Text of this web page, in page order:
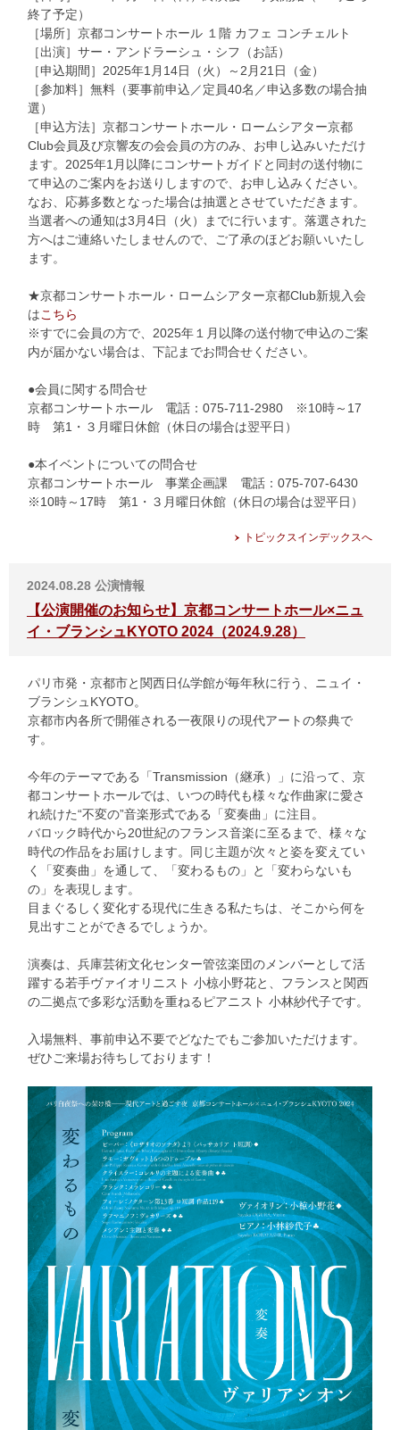
終了予定）
［場所］京都コンサートホール １階 カフェ コンチェルト
［出演］サー・アンドラーシュ・シフ（お話）
［申込期間］2025年1月14日（火）～2月21日（金）
［参加料］無料（要事前申込／定員40名／申込多数の場合抽
選）
［申込方法］京都コンサートホール・ロームシアター京都
Club会員及び京響友の会会員の方のみ、お申し込みいただけ
ます。2025年1月以降にコンサートガイドと同封の送付物に
て申込のご案内をお送りしますので、お申し込みください。
なお、応募多数となった場合は抽選とさせていただきます。
当選者への通知は3月4日（火）までに行います。落選された
方へはご連絡いたしませんので、ご了承のほどお願いいたし
ます。
★京都コンサートホール・ロームシアター京都Club新規入会
はこちら
※すでに会員の方で、2025年１月以降の送付物で申込のご案
内が届かない場合は、下記までお問合せください。
●会員に関する問合せ
京都コンサートホール 電話：075-711-2980 ※10時～17
時 第1・３月曜日休館（休日の場合は翌平日）
●本イベントについての問合せ
京都コンサートホール 事業企画課 電話：075-707-6430
※10時～17時 第1・３月曜日休館（休日の場合は翌平日）
トピックスインデックスへ
2024.08.28 公演情報
【公演開催のお知らせ】京都コンサートホール×ニュ
イ・ブランシュKYOTO 2024（2024.9.28）
パリ市発・京都市と関西日仏学館が毎年秋に行う、ニュイ・
ブランシュKYOTO。
京都市内各所で開催される一夜限りの現代アートの祭典で
す。
今年のテーマである「Transmission（継承）」に沿って、京
都コンサートホールでは、いつの時代も様々な作曲家に愛さ
れ続けた“不変の”音楽形式である「変奏曲」に注目。
バロック時代から20世紀のフランス音楽に至るまで、様々な
時代の作品をお届けします。同じ主題が次々と姿を変えてい
く「変奏曲」を通して、「変わるもの」と「変わらないも
の」を表現します。
目まぐるしく変化する現代に生きる私たちは、そこから何を
見出すことができるでしょうか。
演奏は、兵庫芸術文化センター管弦楽団のメンバーとして活
躍する若手ヴァイオリニスト 小椋小野花と、フランスと関西
の二拠点で多彩な活動を重ねるピアニスト 小林紗代子です。
入場無料、事前申込不要でどなたでもご参加いただけます。
ぜひご来場お待ちしております！